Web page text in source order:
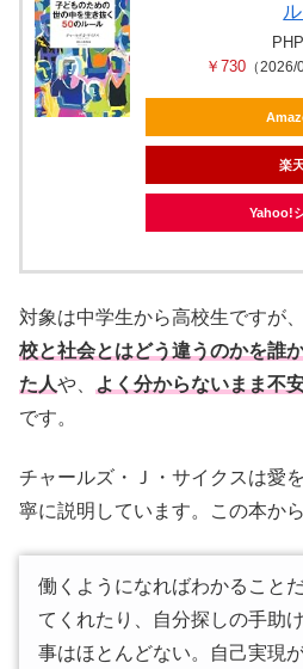
￥730 （2026/
楽
Yahoo!
対象は中学生から高校生ですが
校と社会とはどう違うのかを誰
た人や、 よく分からないまま不
です。
チャールズ・Ｊ・サイクスは愛
寧に説明しています。この本か
働くようになればわかること
てくれたり、自分探しの手助
事はほとんどない。自己実現